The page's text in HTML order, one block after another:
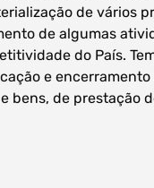
de vários
de algumas
do País.
e
bens, de prestação